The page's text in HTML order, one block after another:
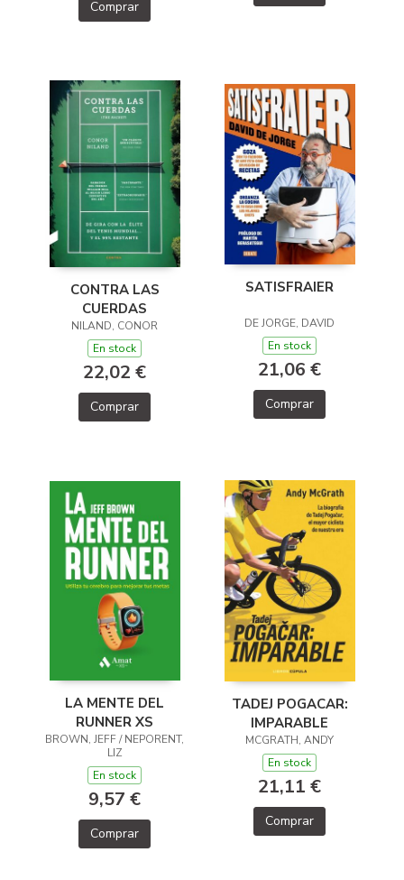
Comprar
CONTRA LAS
CUERDAS
NILAND, CONOR
En stock
22,02 €
Comprar
SATISFRAIER
DE JORGE, DAVID
En stock
21,06 €
Comprar
LA MENTE DEL
RUNNER XS
BROWN, JEFF / NEPORENT,
LIZ
En stock
9,57 €
Comprar
TADEJ POGACAR:
IMPARABLE
MCGRATH, ANDY
En stock
21,11 €
Comprar